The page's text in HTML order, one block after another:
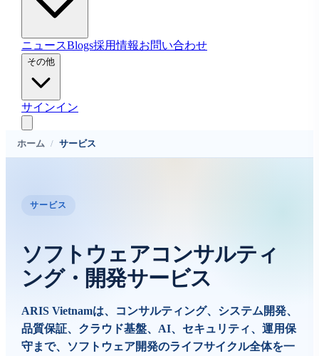
ニュースBlogs採用情報お問い合わせ
その他
サインイン
ホーム / サービス
サービス
ソフトウェアコンサルティ
ング・開発サービス
ARIS Vietnamは、コンサルティング、システム開発、
品質保証、クラウド基盤、AI、セキュリティ、運用保
守まで、ソフトウェア開発のライフサイクル全体を一